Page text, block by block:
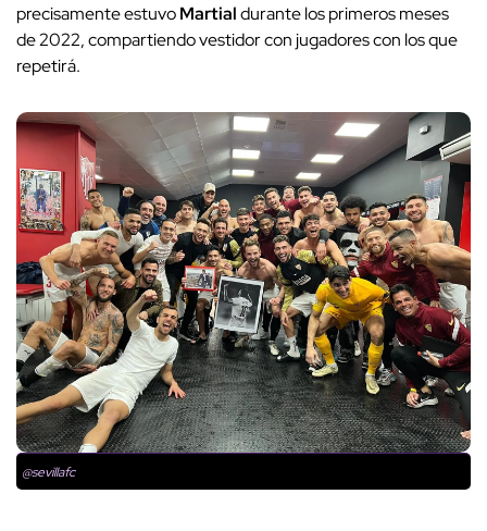
precisamente estuvoMartialdurante los primeros meses
de 2022, compartiendo vestidor con jugadores con los que
repetirá.
@sevillafc